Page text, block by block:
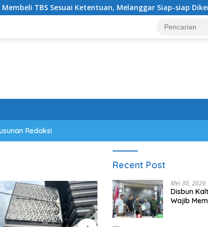
Sesuai Ketentuan, Melanggar Siap-siap Dikenai Sanksi
Redaksi
Recent Post
Mei 30, 2026
Disbun
Wajib